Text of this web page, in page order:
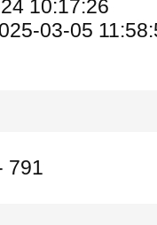
10:17:26
03-05
791